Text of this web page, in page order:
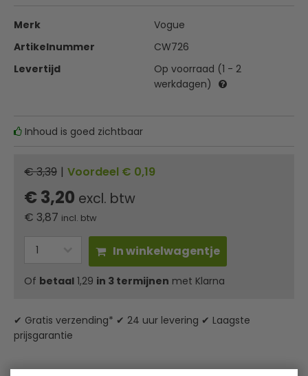
Merk
Vogue
Artikelnummer
CW726
Levertijd
Op voorraad (1 - 2
werkdagen)
Inhoud is goed zichtbaar
€ 3,39 | Voordeel € 0,19
€ 3,20 excl. btw
€ 3,87 incl. btw
In winkelwagentje
Of betaal 1,29 in 3 termijnen met Klarna
✔ Gratis verzending* ✔ 24 uur levering ✔ Laagste
prijsgarantie